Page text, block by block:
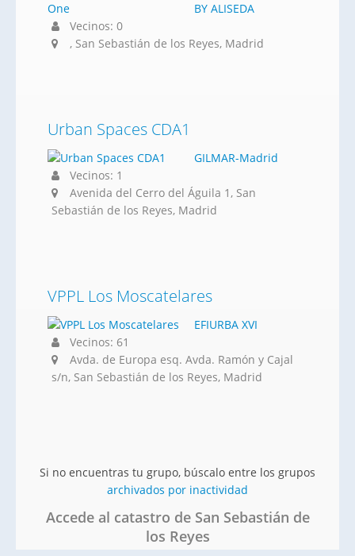
BY ALISEDA
Vecinos: 0
, San Sebastián de los Reyes, Madrid
Urban Spaces CDA1
GILMAR-Madrid
Vecinos: 1
Avenida del Cerro del Águila 1, San
Sebastián de los Reyes, Madrid
VPPL Los Moscatelares
EFIURBA XVI
Vecinos: 61
Avda. de Europa esq. Avda. Ramón y Cajal
s/n, San Sebastián de los Reyes, Madrid
Si no encuentras tu grupo, búscalo entre los grupos
archivados por inactividad
Accede al catastro de San Sebastián de
los Reyes